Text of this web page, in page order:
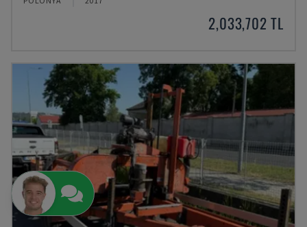
2,033,702 TL